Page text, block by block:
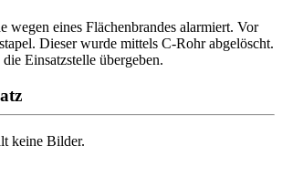
wegen eines Flächenbrandes alarmiert. Vor
Dieser wurde mittels C-Rohr abgelöscht.
Einsatzstelle übergeben.
keine Bilder.